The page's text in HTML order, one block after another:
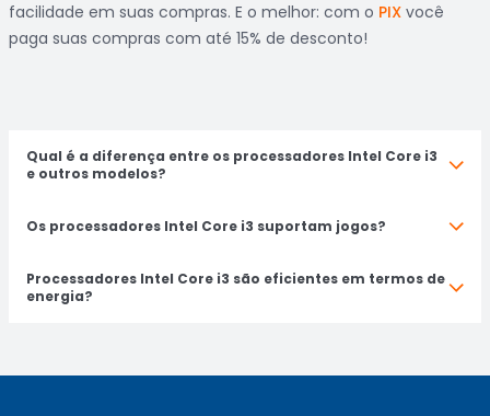
facilidade em suas compras. E o melhor: com o PIX você
paga suas compras com até 15% de desconto!
Qual é a diferença entre os processadores Intel Core i3
e outros modelos?
Os processadores Intel Core i3 suportam jogos?
Processadores Intel Core i3 são eficientes em termos de
energia?